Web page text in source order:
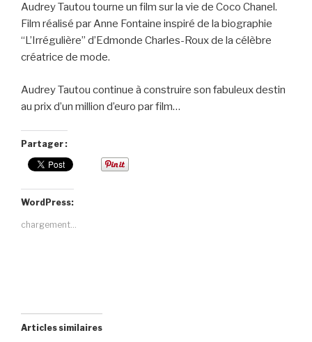
Audrey Tautou tourne un film sur la vie de Coco Chanel.
Film réalisé par Anne Fontaine inspiré de la biographie
“L’Irrégulière” d’Edmonde Charles-Roux de la célèbre
créatrice de mode.
Audrey Tautou continue à construire son fabuleux destin
au prix d’un million d’euro par film…
Partager :
WordPress:
chargement…
Articles similaires